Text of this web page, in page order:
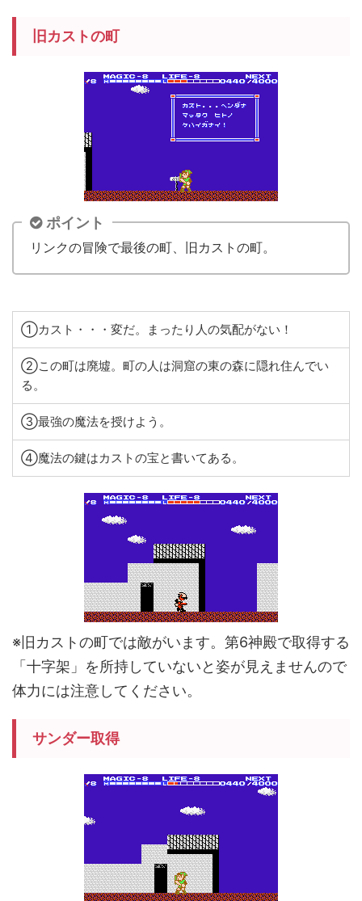
旧カストの町
ポイント
リンクの冒険で最後の町、旧カストの町。
①カスト・・・変だ。まったり人の気配がない！
②この町は廃墟。町の人は洞窟の東の森に隠れ住んでい
る。
③最強の魔法を授けよう。
④魔法の鍵はカストの宝と書いてある。
※旧カストの町では敵がいます。第6神殿で取得する
「十字架」を所持していないと姿が見えませんので
体力には注意してください。
サンダー取得